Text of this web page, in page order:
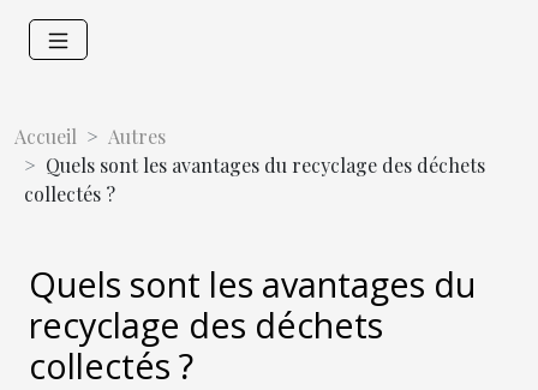
Accueil
Autres
Quels sont les avantages du recyclage des déchets
collectés ?
Quels sont les avantages du
recyclage des déchets
collectés ?